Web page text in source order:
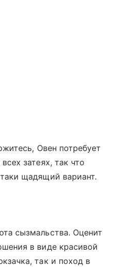
Овен потребует
затеях, так что
щадящий вариант.
сызмальства. Оценит
в виде красивой
так и поход в